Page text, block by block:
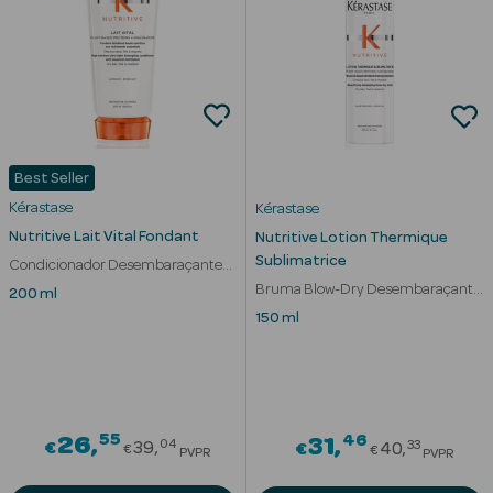
Ver Tudo
Estética
Best Seller
Kérastase
Nutritive Lait Vital Fondant
Condicionador Desembaraçante
Cabelo Seco Fino
200 ml
€26 55Price reduced from
€39 04
PVPR
Kérastase
Nutritive Lotion Thermique
Sublimatrice
Bruma Blow-Dry Desembaraçante
Cabelo Seco Fino
150 ml
€31 46Price
€ 40 33
PVPR